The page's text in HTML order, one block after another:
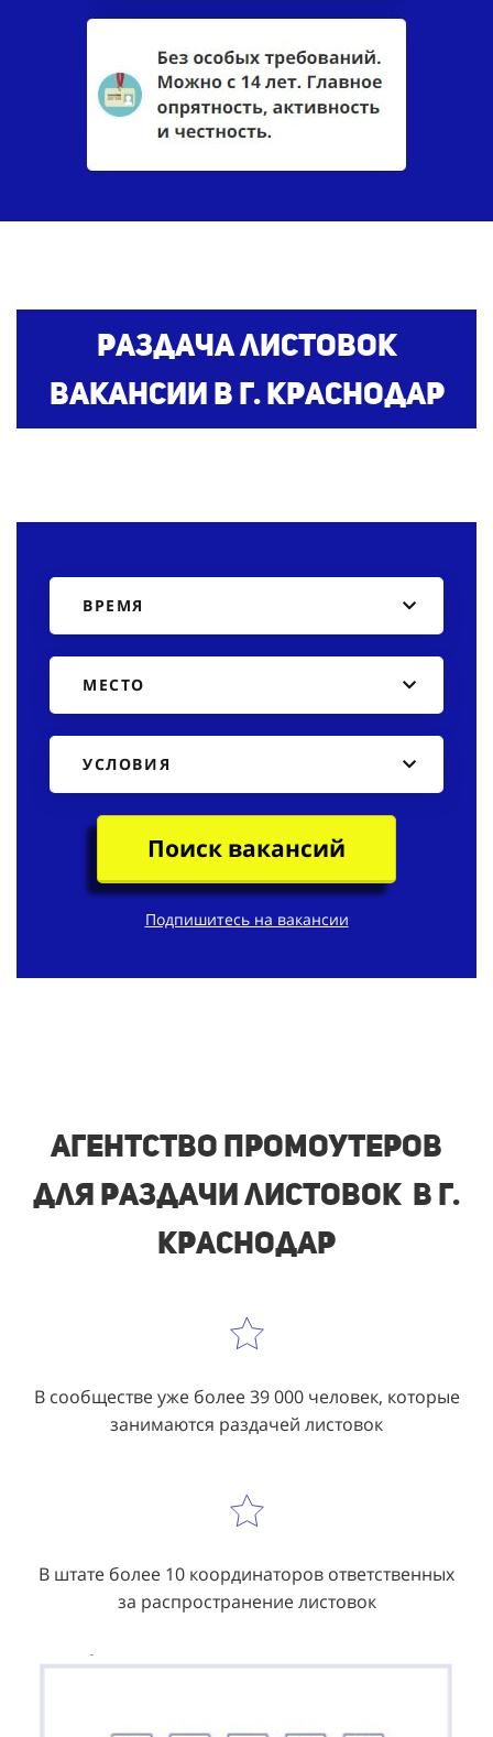
Раздача листовок
вакансии в г. Краснодар
ВРЕМЯ
МЕСТО
УСЛОВИЯ
Поиск вакансий
Подпишитесь на вакансии
Агентство промоутеров
для раздачи листовок в г.
Краснодар
В сообществе уже более 39 000 человек, которые
занимаются раздачей листовок
В штате более 10 координаторов ответственных
за распространение листовок